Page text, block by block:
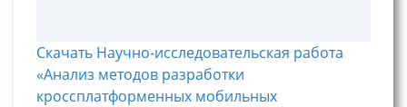
Скачать Научно-исследовательская работа
«Анализ методов разработки
кроссплатформенных мобильных